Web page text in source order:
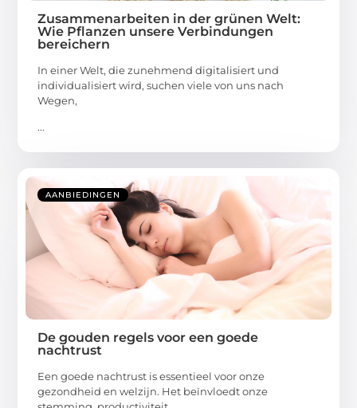
Zusammenarbeiten in der grünen Welt:
Wie Pflanzen unsere Verbindungen
bereichern
In einer Welt, die zunehmend digitalisiert und
individualisiert wird, suchen viele von uns nach
Wegen,
...
AANBIEDINGEN
De gouden regels voor een goede
nachtrust
Een goede nachtrust is essentieel voor onze
gezondheid en welzijn. Het beïnvloedt onze